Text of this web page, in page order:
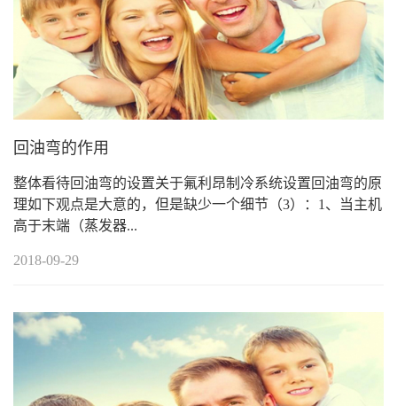
回油弯的作用
整体看待回油弯的设置关于氟利昂制冷系统设置回油弯的原
理如下观点是大意的，但是缺少一个细节（3）：1、当主机
高于末端（蒸发器...
2018-09-29